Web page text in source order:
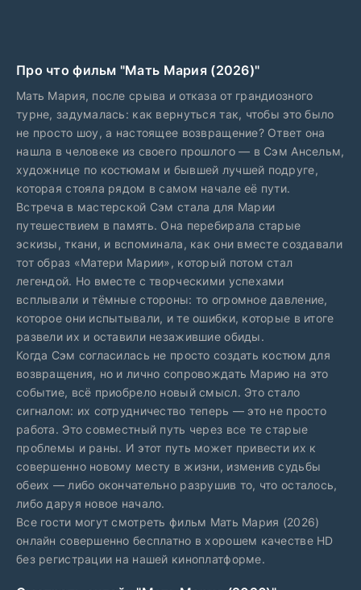
Про что фильм "Мать Мария (2026)"
Мать Мария, после срыва и отказа от грандиозного
турне, задумалась: как вернуться так, чтобы это было
не просто шоу, а настоящее возвращение? Ответ она
нашла в человеке из своего прошлого — в Сэм Ансельм,
художнице по костюмам и бывшей лучшей подруге,
которая стояла рядом в самом начале её пути.
Встреча в мастерской Сэм стала для Марии
путешествием в память. Она перебирала старые
эскизы, ткани, и вспоминала, как они вместе создавали
тот образ «Матери Марии», который потом стал
легендой. Но вместе с творческими успехами
всплывали и тёмные стороны: то огромное давление,
которое они испытывали, и те ошибки, которые в итоге
развели их и оставили незажившие обиды.
Когда Сэм согласилась не просто создать костюм для
возвращения, но и лично сопровождать Марию на это
событие, всё приобрело новый смысл. Это стало
сигналом: их сотрудничество теперь — это не просто
работа. Это совместный путь через все те старые
проблемы и раны. И этот путь может привести их к
совершенно новому месту в жизни, изменив судьбы
обеих — либо окончательно разрушив то, что осталось,
либо даруя новое начало.
Все гости могут смотреть фильм Мать Мария (2026)
онлайн совершенно бесплатно в хорошем качестве HD
без регистрации на нашей киноплатформе.